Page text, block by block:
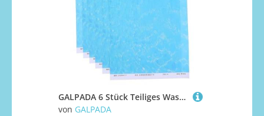
GALPADA 6 Stück Teiliges Wasserwellen Papier mit Realistischem Wasserwelleneffekt Selbstklebend für DIY Mikro Landschaftsmodelle für Fluss Bach und Seen Szenarien Sandtischen
von GALPADA